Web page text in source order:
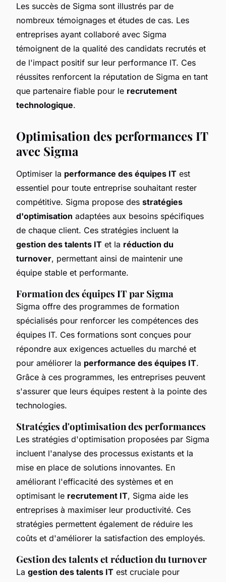
Les succès de Sigma sont illustrés par de
nombreux témoignages et études de cas. Les
entreprises ayant collaboré avec Sigma
témoignent de la qualité des candidats recrutés et
de l'impact positif sur leur performance IT. Ces
réussites renforcent la réputation de Sigma en tant
que partenaire fiable pour le recrutement
technologique.
Optimisation des performances IT
avec Sigma
Optimiser la performance des équipes IT est
essentiel pour toute entreprise souhaitant rester
compétitive. Sigma propose des stratégies
d'optimisation adaptées aux besoins spécifiques
de chaque client. Ces stratégies incluent la
gestion des talents IT et la réduction du
turnover, permettant ainsi de maintenir une
équipe stable et performante.
Formation des équipes IT par Sigma
Sigma offre des programmes de formation
spécialisés pour renforcer les compétences des
équipes IT. Ces formations sont conçues pour
répondre aux exigences actuelles du marché et
pour améliorer la performance des équipes IT.
Grâce à ces programmes, les entreprises peuvent
s'assurer que leurs équipes restent à la pointe des
technologies.
Stratégies d'optimisation des performances
Les stratégies d'optimisation proposées par Sigma
incluent l'analyse des processus existants et la
mise en place de solutions innovantes. En
améliorant l'efficacité des systèmes et en
optimisant le recrutement IT, Sigma aide les
entreprises à maximiser leur productivité. Ces
stratégies permettent également de réduire les
coûts et d'améliorer la satisfaction des employés.
Gestion des talents et réduction du turnover
La gestion des talents IT est cruciale pour